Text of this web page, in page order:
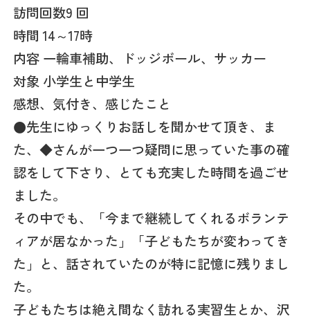
訪問回数9 回
時間 14～17時
内容 一輪車補助、ドッジボール、サッカー
対象 小学生と中学生
感想、気付き、感じたこと
●先生にゆっくりお話しを聞かせて頂き、ま
た、◆さんが一つ一つ疑問に思っていた事の確
認をして下さり、とても充実した時間を過ごせ
ました。
その中でも、「今まで継続してくれるボランテ
ィアが居なかった」「子どもたちが変わってき
た」と、話されていたのが特に記憶に残りまし
た。
子どもたちは絶え間なく訪れる実習生とか、沢